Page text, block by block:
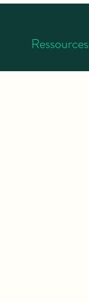
Ressources